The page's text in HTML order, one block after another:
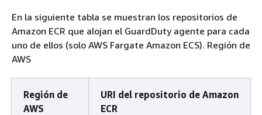
En la siguiente tabla se muestran los repositorios de
Amazon ECR que alojan el GuardDuty agente para cada
uno de ellos (solo AWS Fargate Amazon ECS). Región de
AWS
Región de
AWS
URI del repositorio de Amazon
ECR